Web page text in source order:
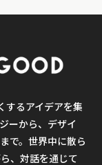
するアイデアを集
ーから、デザイ
で。世界中に散ら
、対話を通じて